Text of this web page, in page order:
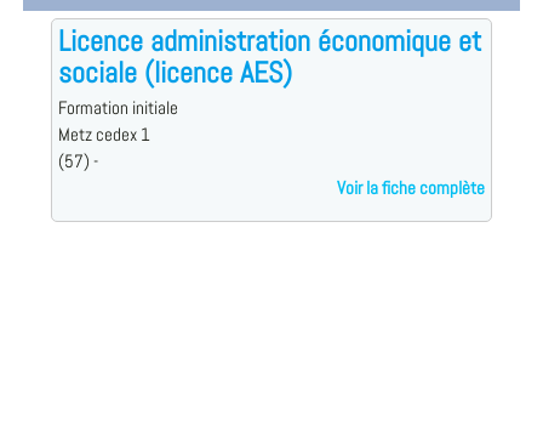
Licence administration économique et
sociale (licence AES)
Formation initiale
Metz cedex 1
(57) -
Voir la fiche complète